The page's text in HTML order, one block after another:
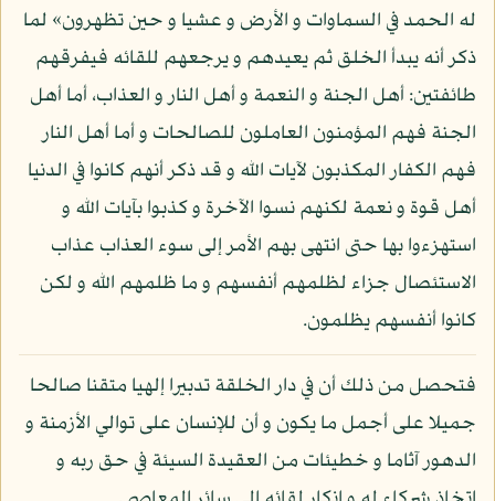
له الحمد في السماوات و الأرض و عشيا و حين تظهرون» لما
ذكر أنه يبدأ الخلق ثم يعيدهم و يرجعهم للقائه فيفرقهم
طائفتين: أهل الجنة و النعمة و أهل النار و العذاب، أما أهل
الجنة فهم المؤمنون العاملون للصالحات و أما أهل النار
فهم الكفار المكذبون لآيات الله و قد ذكر أنهم كانوا في الدنيا
أهل قوة و نعمة لكنهم نسوا الآخرة و كذبوا بآيات الله و
استهزءوا بها حتى انتهى بهم الأمر إلى سوء العذاب عذاب
الاستئصال جزاء لظلمهم أنفسهم و ما ظلمهم الله و لكن
كانوا أنفسهم يظلمون.
فتحصل من ذلك أن في دار الخلقة تدبيرا إلهيا متقنا صالحا
جميلا على أجمل ما يكون و أن للإنسان على توالي الأزمنة و
الدهور آثاما و خطيئات من العقيدة السيئة في حق ربه و